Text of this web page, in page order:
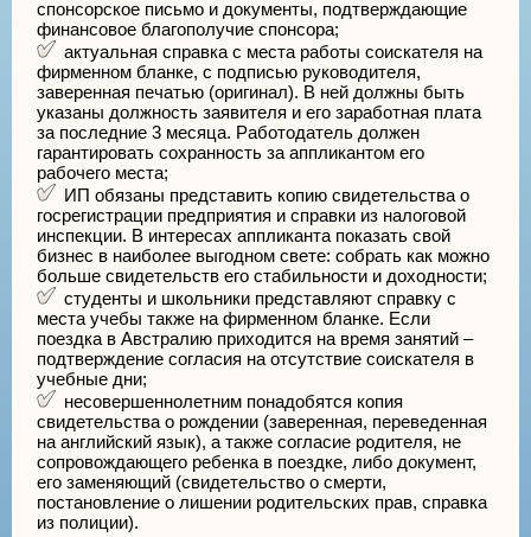
спонсорское письмо и документы, подтверждающие
финансовое благополучие спонсора;
актуальная справка с места работы соискателя на
фирменном бланке, с подписью руководителя,
заверенная печатью (оригинал). В ней должны быть
указаны должность заявителя и его заработная плата
за последние 3 месяца. Работодатель должен
гарантировать сохранность за аппликантом его
рабочего места;
ИП обязаны представить копию свидетельства о
госрегистрации предприятия и справки из налоговой
инспекции. В интересах аппликанта показать свой
бизнес в наиболее выгодном свете: собрать как можно
больше свидетельств его стабильности и доходности;
студенты и школьники представляют справку с
места учебы также на фирменном бланке. Если
поездка в Австралию приходится на время занятий –
подтверждение согласия на отсутствие соискателя в
учебные дни;
несовершеннолетним понадобятся копия
свидетельства о рождении (заверенная, переведенная
на английский язык), а также согласие родителя, не
сопровождающего ребенка в поездке, либо документ,
его заменяющий (свидетельство о смерти,
постановление о лишении родительских прав, справка
из полиции).